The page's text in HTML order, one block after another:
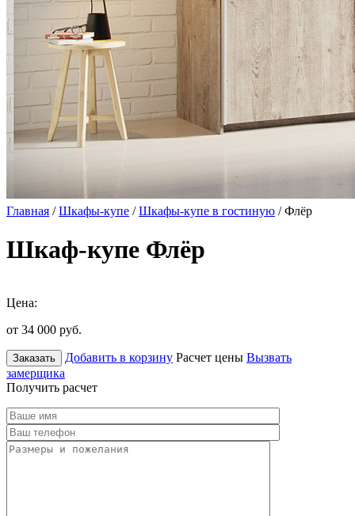
Главная /Шкафы-купе /Шкафы-купе в гостиную / Флёр
Шкаф-купе Флёр
Цена:
от 34 000 руб.
Заказать Добавить в корзину Расчет цены Вызвать
замерщика
Получить расчет